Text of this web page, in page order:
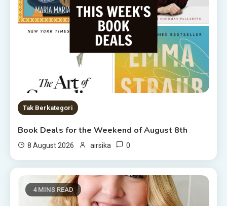
Tak Berkategori
Book Deals for the Weekend of August 8th
8 August 2026 airsika 0
4 MINS READ